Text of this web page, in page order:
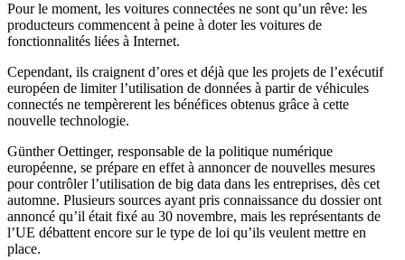
Pour le moment, les voitures connectées ne sont qu’un rêve: les
producteurs commencent à peine à doter les voitures de
fonctionnalités liées à Internet.
Cependant, ils craignent d’ores et déjà que les projets de l’exécutif
européen de limiter l’utilisation de données à partir de véhicules
connectés ne tempèrerent les bénéfices obtenus grâce à cette
nouvelle technologie.
Günther Oettinger, responsable de la politique numérique
européenne, se prépare en effet à annoncer de nouvelles mesures
pour contrôler l’utilisation de big data dans les entreprises, dès cet
automne. Plusieurs sources ayant pris connaissance du dossier ont
annoncé qu’il était fixé au 30 novembre, mais les représentants de
l’UE débattent encore sur le type de loi qu’ils veulent mettre en
place.